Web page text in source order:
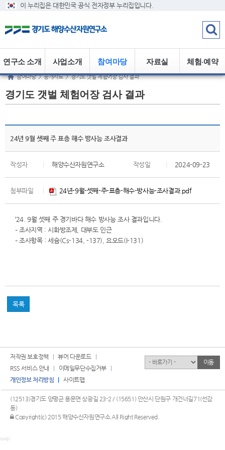
이 누리집은 대한민국 공식 전자정부 누리집입니다.
체험·예약
자료실
참여마당
사업소개
연구소 소개
참여마당 > 공개자료 > 경기도 갯벌 체험어장 검사 결과
경기도 갯벌 체험어장 검사 결과
24년 9월 셋째 주 표층 해수 방사능 조사결과
작성자 해양수산자원연구소 작성일 2024-09-23
첨부파일 24년-9월-셋째-주-표층-해수-방사능-조사결과.pdf
‘24. 9월 셋째 주 경기바다 해수 방사능 조사 결과입니다.
– 조사지역 : 시화방조제, 대부도 인근
– 조사항목 : 세슘(Cs-134, -137), 요오드(I-131)
목록
저작권 보호정책
뷰어 다운로드
RSS 서비스 안내
이메일무단수집거부
개인정보 처리방침
사이트맵
(12513)경기도 양평군 용문면 상광길 23-2 / (15651) 안산시 단원구 개건너길71(선감
동)
관리자 로그인
Copyright(c) 2015 해양수산자원연구소 All Right Reserved.
유관기관 이동
WAS1